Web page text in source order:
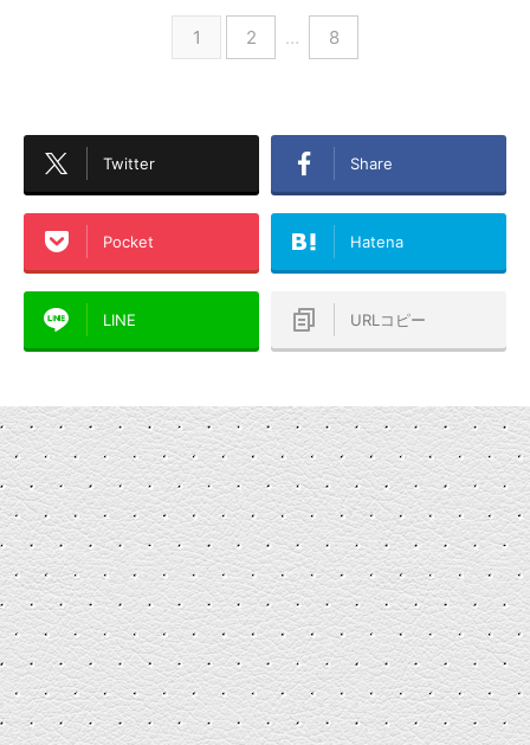
1 2 … 8
Twitter Share
Pocket Hatena
LINE URLコピー